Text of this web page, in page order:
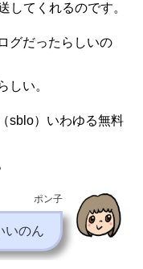
してくれるのです。
グだったらしいの
しい。
sblo）いわゆる無料
ポン子
いのん